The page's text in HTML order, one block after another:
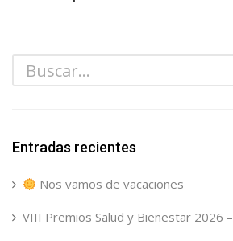
Entradas recientes
Nos vamos de vacaciones
VIII Premios Salud y Bienestar 2026